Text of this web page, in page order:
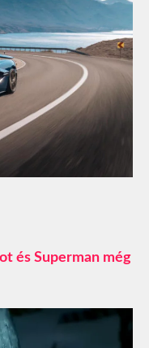
és Superman még